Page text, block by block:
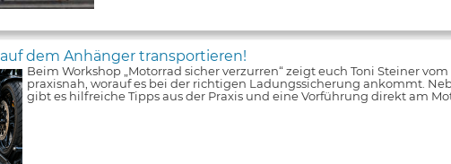
dem Anhänger transportieren!
Beim Workshop „Motorrad sicher verzurren“ zeigt euch Toni Steiner
praxisnah, worauf es bei der richtigen Ladungssicherung ankommt.
gibt es hilfreiche Tipps aus der Praxis und eine Vorführung direkt am